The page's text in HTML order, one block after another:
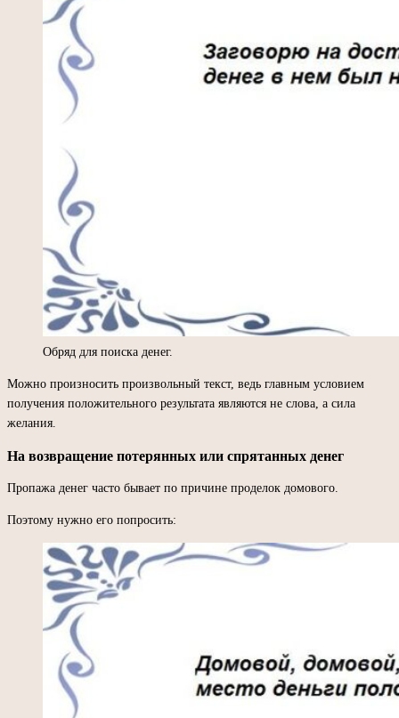
Обряд для поиска денег.
Можно произносить произвольный текст, ведь главным условием
получения положительного результата являются не слова, а сила
желания.
На возвращение потерянных или спрятанных денег
Пропажа денег часто бывает по причине проделок домового.
Поэтому нужно его попросить: